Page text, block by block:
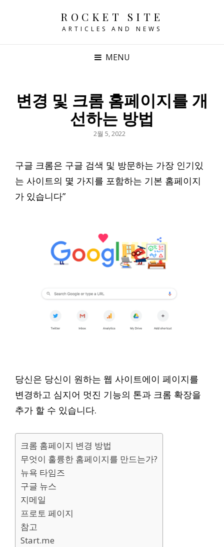
ROCKET SITE
ARTICLES AND NEWS
MENU
변경 및 크롬 홈페이지를 개
선하는 방법
POSTED
2월 5, 2022
구글 크롬은 구글 검색 및 방문하는 가장 인기있
는 사이트의 몇 가지를 포함하는 기본 홈페이지
가 있습니다”
당신은 당신이 원하는 웹 사이트에이 페이지를
변경하고 심지어 멋진 기능의 톤과 크롬 확장을
추가 할 수 있습니다.
크롬 홈페이지 변경 방법
무엇이 훌륭한 홈페이지를 만드는가?
뉴욕 타임즈
구글 뉴스
지메일
프로토 페이지
참고
Start.me